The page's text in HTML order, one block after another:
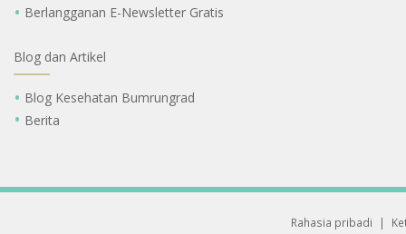
Berlangganan E-Newsletter Gratis
Blog dan Artikel
Blog Kesehatan Bumrungrad
Berita
Rahasia pribadi |